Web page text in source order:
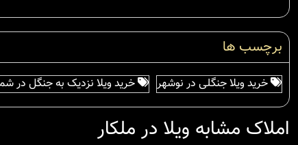
برچسب ها
خرید ویلا جنگلی در نوشهر خرید ویلا نزدیک به جنگل در
املاک مشابه ویلا در ملکار